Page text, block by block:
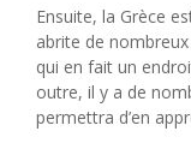
Ensuite, la Grèce
abrite de
qui en fait un
outre, il y a de
permettra d’en